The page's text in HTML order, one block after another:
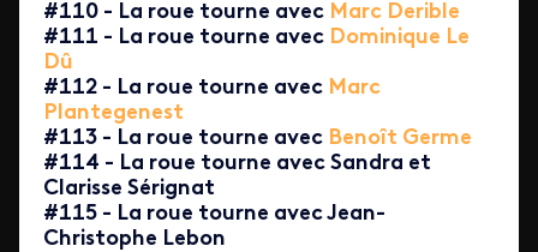
#110 - La roue tourne avec Marc Derible
#111 - La roue tourne avec Dominique Le
Dû
#112 - La roue tourne avec Marc
Plantegenest
#113 - La roue tourne avec Benoît Germe
#114 - La roue tourne avec Sandra et
Clarisse Sérignat
#115 - La roue tourne avec Jean-
Christophe Lebon